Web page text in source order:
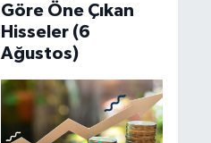
Göre Öne Çıkan
Hisseler (6
Ağustos)